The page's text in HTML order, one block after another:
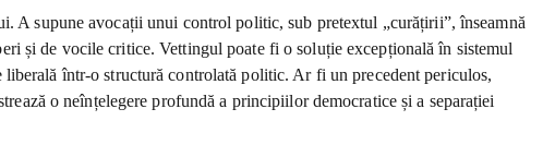
A supune avocații unui control politic, sub pretextul „curățirii”, înseamnă
și de vocile critice. Vettingul poate fi o soluție excepțională în sistemul
într-o structură controlată politic. Ar fi un precedent periculos,
o neînțelegere profundă a principiilor democratice și a separației